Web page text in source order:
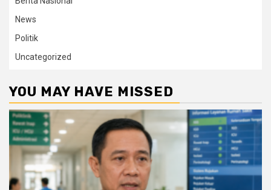
News
Politik
Uncategorized
YOU MAY HAVE MISSED